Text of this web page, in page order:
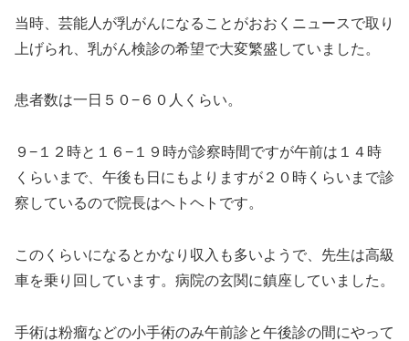
当時、芸能人が乳がんになることがおおくニュースで取り
上げられ、乳がん検診の希望で大変繁盛していました。
患者数は一日５０−６０人くらい。
９−１２時と１６−１９時が診察時間ですが午前は１４時
くらいまで、午後も日にもよりますが２０時くらいまで診
察しているので院長はヘトヘトです。
このくらいになるとかなり収入も多いようで、先生は高級
車を乗り回しています。病院の玄関に鎮座していました。
手術は粉瘤などの小手術のみ午前診と午後診の間にやって